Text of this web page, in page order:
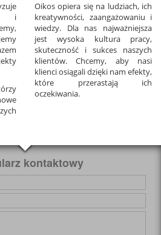
i
Oikos opiera się na ludziach, ich
kreatywności, zaangażowaniu i
wiedzy. Dla nas najważniejsza
jest wysoka kultura pracy,
skuteczność i sukces naszych
klientów. Chcemy, aby nasi
klienci osiągali dzięki nam efekty,
które przerastają ich
oczekiwania.
kontaktowy